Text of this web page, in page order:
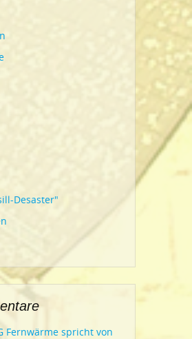
Desaster"
Fernwärme spricht von